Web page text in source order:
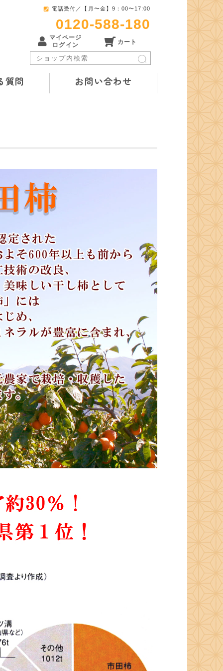
電話受付／【月〜金】9：00〜17:00
0120-588-180
マイページ
ログイン
カート
質問 お問い合わせ